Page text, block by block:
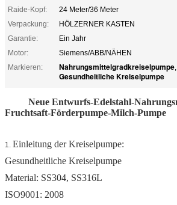
Raide-Kopf:
24 Meter/36 Meter
Verpackung:
HÖLZERNER KASTEN
Garantie:
Ein Jahr
Motor:
Siemens/ABB/NÄHEN
Markieren:
Nahrungsmittelgradkreiselpumpe,
Gesundheitliche Kreiselpumpe
Neue Entwurfs-Edelstahl-
Fruchtsaft-Förderpumpe-Milch-Pumpe
1. Einleitung der Kreiselpumpe:
Gesundheitliche Kreiselpumpe
Material: SS304, SS316L
ISO9001: 2008